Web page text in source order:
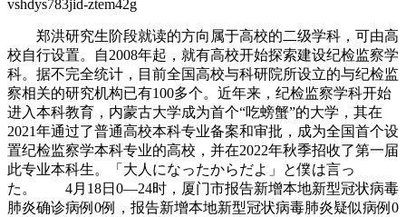
vshdys783jid-ztem42g
郑洪研究生阶段就读的方向属于高校的二级学科，可由高
校自行设置。自2008年起，就有高校开始探索建设纪检监察学
科。据不完全统计，目前全国高校与科研院所设立的与纪检监
察相关的研究机构已有100多个。近年来，纪检监察学科开始
进入本科教育，内蒙古大学成为首个“吃螃蟹”的大学，其在
2021年通过了普通高校本科专业备案和审批，成为全国首个设
置纪检监察学本科专业的高校，并在2022年秋季招收了第一届
此专业本科生。「大人になったからだよ」と僕は言っ
た。 4月18日0—24时，厦门市报告新增本地新型冠状病毒
肺炎确诊病例0例，报告新增本地新型冠状病毒肺炎疑似病例0